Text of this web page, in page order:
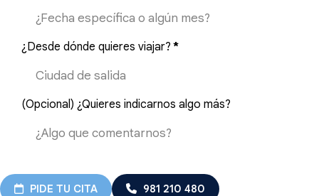
¿Desde dónde quieres viajar? *
(Opcional) ¿Quieres indicarnos algo más?
PIDE TU CITA 981 210 480